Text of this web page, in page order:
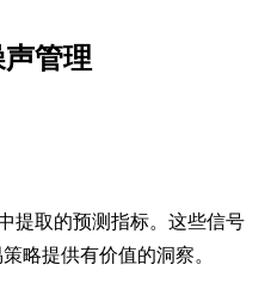
管理
提取的预测指标。这些信号
略提供有价值的洞察。